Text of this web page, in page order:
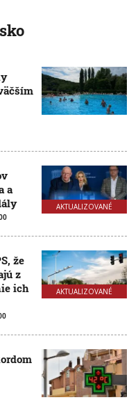
AKTUALIZOVANÉ
a
AKTUALIZOVANÉ
že
z
ich